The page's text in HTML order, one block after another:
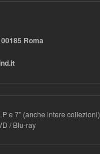
Roma
e 7" (anche intere collezioni)
/ Blu-ray